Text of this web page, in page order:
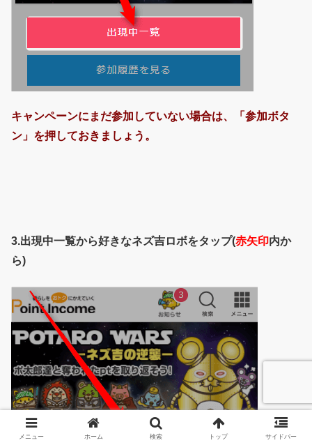
キャンペーンにまだ参加していない場合は、「参加ボタ
ン」を押しておきましょう。
3.出現中一覧から好きなネズ吉ロボをタップ(赤矢印内か
ら)
メニュー ホーム 検索 トップ サイドバー